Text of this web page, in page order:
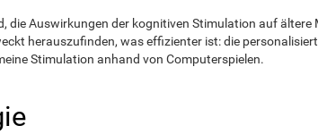
die Auswirkungen der kognitiven Stimulation auf ältere
herauszufinden, was effizienter ist: die
Stimulation anhand von Computerspielen.